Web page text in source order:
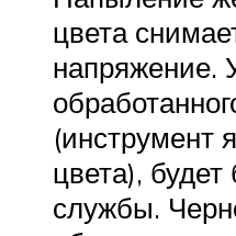
цвета
напряжение.
(инструмент
цвета),
службы.